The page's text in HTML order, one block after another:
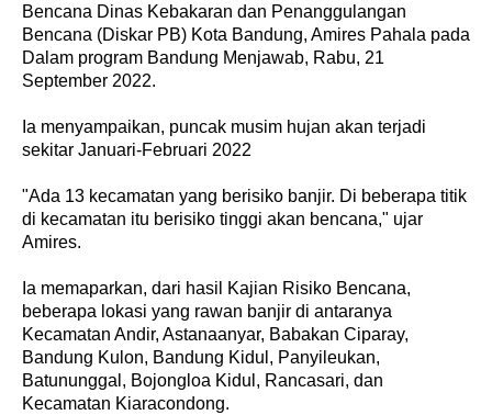
Bencana Dinas Kebakaran dan Penanggulangan
Bencana (Diskar PB) Kota Bandung, Amires Pahala pada
Dalam program Bandung Menjawab, Rabu, 21
September 2022.
Ia menyampaikan, puncak musim hujan akan terjadi
sekitar Januari-Februari 2022
"Ada 13 kecamatan yang berisiko banjir. Di beberapa titik
di kecamatan itu berisiko tinggi akan bencana," ujar
Amires.
Ia memaparkan, dari hasil Kajian Risiko Bencana,
beberapa lokasi yang rawan banjir di antaranya
Kecamatan Andir, Astanaanyar, Babakan Ciparay,
Bandung Kulon, Bandung Kidul, Panyileukan,
Batununggal, Bojongloa Kidul, Rancasari, dan
Kecamatan Kiaracondong.